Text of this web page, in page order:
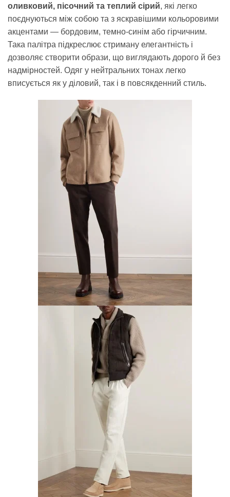
оливковий, пісочний та теплий сірий, які легко
поєднуються між собою та з яскравішими кольоровими
акцентами — бордовим, темно-синім або гірчичним.
Така палітра підкреслює стриману елегантність і
дозволяє створити образи, що виглядають дорого й без
надмірностей. Одяг у нейтральних тонах легко
вписується як у діловий, так і в повсякденний стиль.